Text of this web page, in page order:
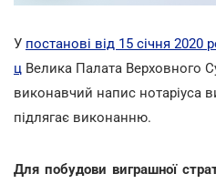
У постанові від 15 січня
ц Велика Палата Верховного
виконавчий напис нотаріуса
підлягає виконанню.
Для побудови виграшної